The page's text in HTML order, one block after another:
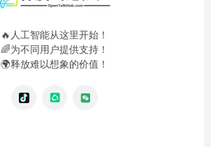
🔥人工智能从这里开始！
🌈为不同用户提供支持！
🌍释放难以想象的价值！